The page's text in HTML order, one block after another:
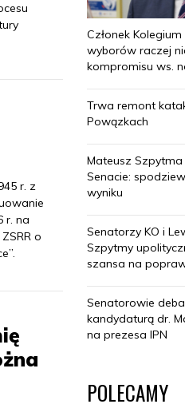
r. z
r. na
o
Członek Kolegium
wyborów raczej
kompromisu ws.
Trwa remont
Powązkach
Mateusz
Senacie:
wyniku
Senatorzy KO i
Szpytmy
szansa na
Senatorowie
kandydaturą dr.
na prezesa IPN
POLECAMY